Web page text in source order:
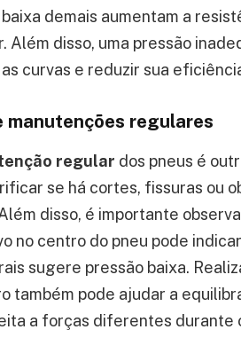
demais aumentam a
Além disso, uma pressão
curvas e reduzir sua
manutenções regulares
regular dos pneus é
se há cortes, fissuras ou
disso, é importante
no centro do pneu pode
sugere pressão baixa.
também pode ajudar a
a forças diferentes durante